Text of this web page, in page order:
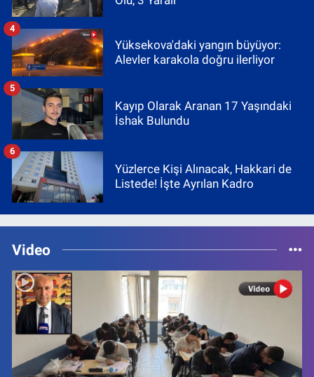
Yüksekova'daki yangın büyüyor:
Alevler karakola doğru ilerliyor
4
Kayıp Olarak Aranan 17 Yaşındaki
İshak Bulundu
5
Yüzlerce Kişi Alınacak, Hakkari de
Listede! İşte Ayrılan Kadro
6
Video